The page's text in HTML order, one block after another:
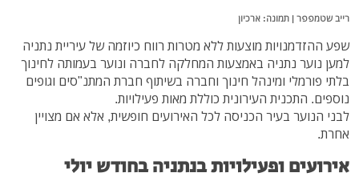
רייב שטמפפר | תמונה: ארכיון
שפע ההזדמנויות מוצעות ללא מטרות רווח כיוזמה של עיריית נתניה
למען נוער נתניה באמצעות המחלקה לחברה ונוער בעמותה לחינוך
בלתי פורמלי ומינהל חינוך וחברה בשיתוף חברת המתנ"סים וגופים
נוספים. התכנית העירונית כוללת מאות פעילויות.
לבני הנוער בעיר הכניסה לכל האירועים חופשית, אלא אם מצויין
אחרת.
אירועים ופעילויות בנתניה בחודש יולי